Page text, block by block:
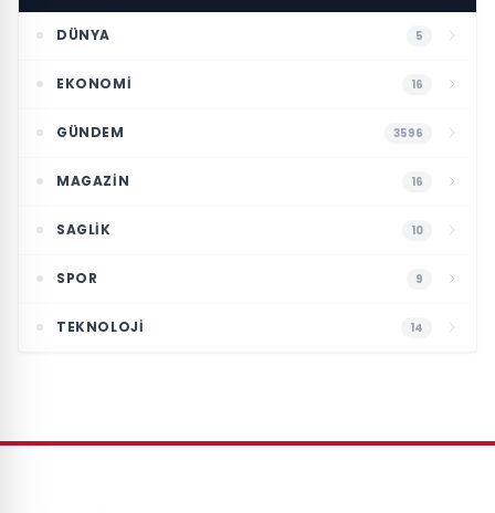
DÜNYA 5
EKONOMI 16
GÜNDEM 3596
MAGAZIN 16
SAGLIK 10
SPOR 9
TEKNOLOJI 14